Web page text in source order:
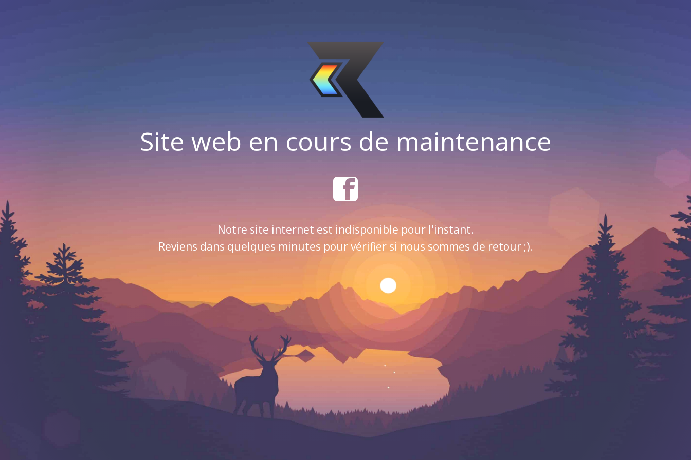
Site web en cours de maintenance
Notre site internet est indisponible pour l'instant.
Reviens dans quelques minutes pour vérifier si nous sommes de retour ;).